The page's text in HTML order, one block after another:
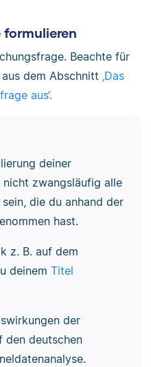
formulieren
Beachte für
dem Abschnitt ‚Das
aus‘.
deiner
nicht zwangsläufig alle
die du anhand der
hast.
z. B. auf dem
deinem Titel
der
den deutschen